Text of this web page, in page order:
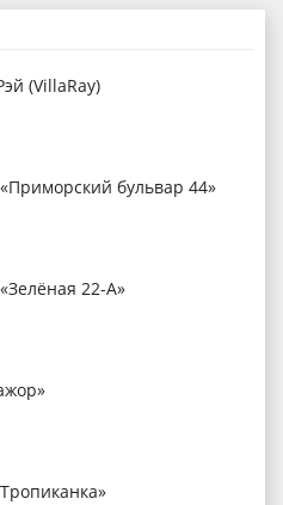
(VillaRay)
бульвар 44»
22-А»